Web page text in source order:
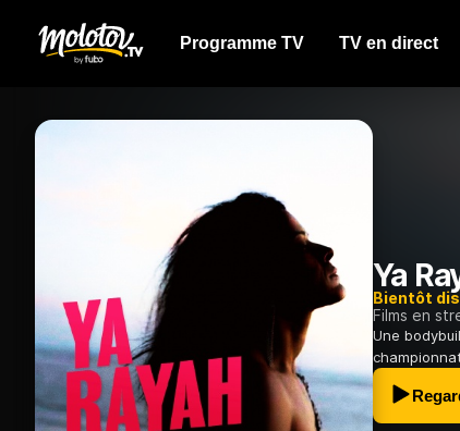
Programme TV TV en direct
Ya
Bientôt
Films en
Une